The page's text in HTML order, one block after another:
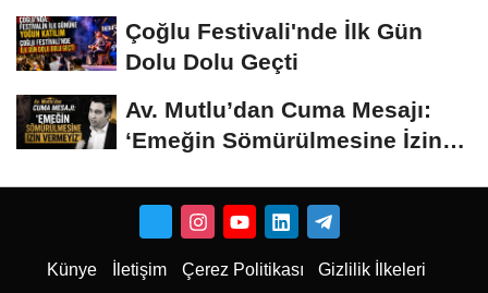
Çoğlu Festivali'nde İlk Gün
Dolu Dolu Geçti
Av. Mutlu’dan Cuma Mesajı:
‘Emeğin Sömürülmesine İzin
Künye İletişim Çerez Politikası Gizlilik İlkeleri